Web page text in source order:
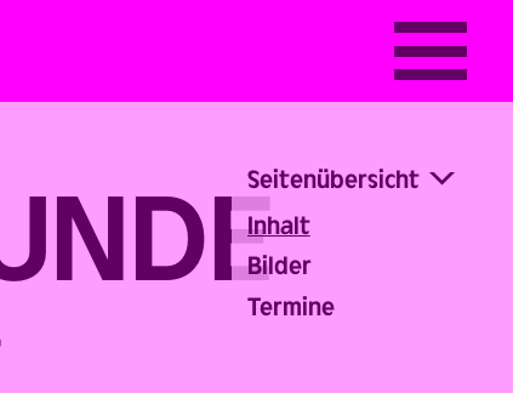
Seitenübersicht
Inhalt
Bilder
Termine